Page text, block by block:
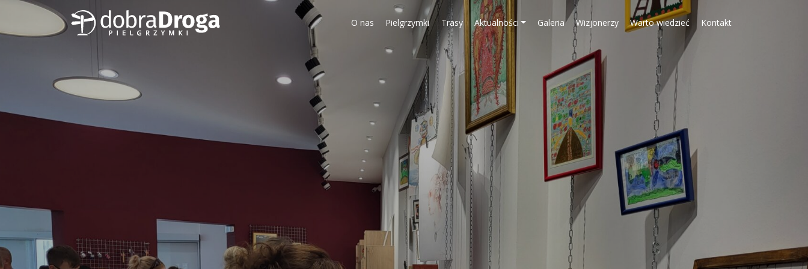
O nas Pielgrzymki Trasy Aktualności Galeria Wizjonerzy Warto wiedzieć Kontakt